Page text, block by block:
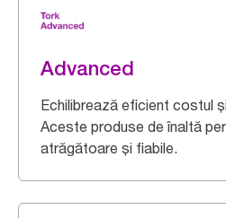
Advanced
Echilibrează eficient costul
Aceste produse de înaltă
atrăgătoare și fiabile.